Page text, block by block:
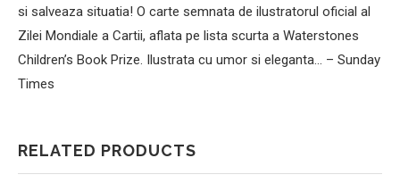
si salveaza situatia! O carte semnata de ilustratorul oficial al
Zilei Mondiale a Cartii, aflata pe lista scurta a Waterstones
Children’s Book Prize. Ilustrata cu umor si eleganta… – Sunday
Times
RELATED PRODUCTS